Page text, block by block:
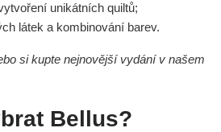
unikátních quiltů;
látek a kombinování barev.
si kupte nejnovější vydání v našem
Bellus?